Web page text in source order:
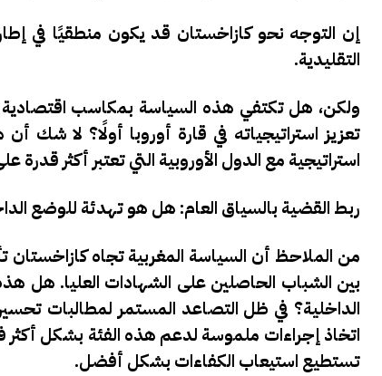
إن التوجه نحو كازاخستان قد يكون منطقيًا في
التقليدية.
ولكن، هل تكتفي هذه السياسة بمكاسب
تعزيز استراتيجياته في قارة أوروبا أولًا؟ لا شك أن
استراتيجية مع الدول الأوروبية التي تعتبر أكثر
ربط القضية بالسياق العام: هل هو تهدئة للوضع
من الملاحظ أن السياسة المغربية تجاه
بين الشباب الحاصلين على الشهادات العليا. هل هذه
الداخلية؟ في ظل التصاعد المستمر لمطالبات
اتخاذ إجراءات ملموسة لدعم هذه الفئة بشكل
تستطيع استيعاب الكفاءات بشكل أفضل.